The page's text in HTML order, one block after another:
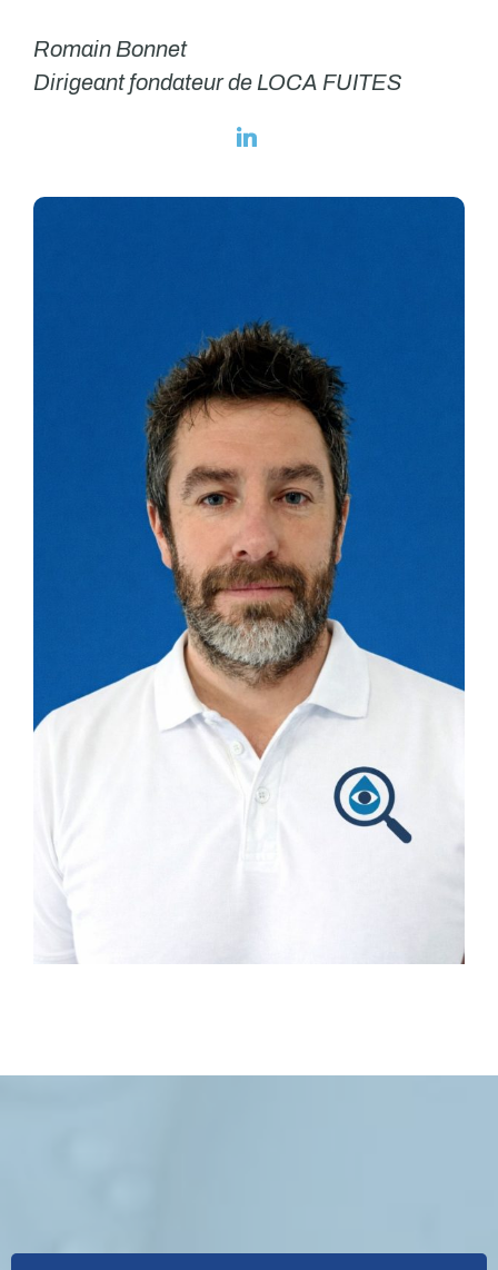
Romain Bonnet
Dirigeant fondateur de LOCA FUITES